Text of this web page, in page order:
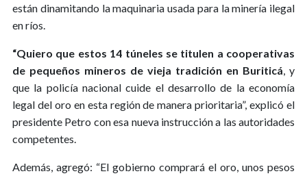
están dinamitando la maquinaria usada para la minería ilegal
en ríos.
“Quiero que estos 14 túneles se titulen a cooperativas
de pequeños mineros de vieja tradición en Buriticá , y
que la policía nacional cuide el desarrollo de la economía
legal del oro en esta región de manera prioritaria”, explicó el
presidente Petro con esa nueva instrucción a las autoridades
competentes.
Además, agregó: “El gobierno comprará el oro, unos pesos